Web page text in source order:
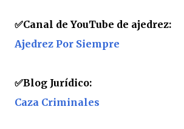
✅Canal de YouTube de ajedrez:
Ajedrez Por Siempre
✅Blog Jurídico:
Caza Criminales